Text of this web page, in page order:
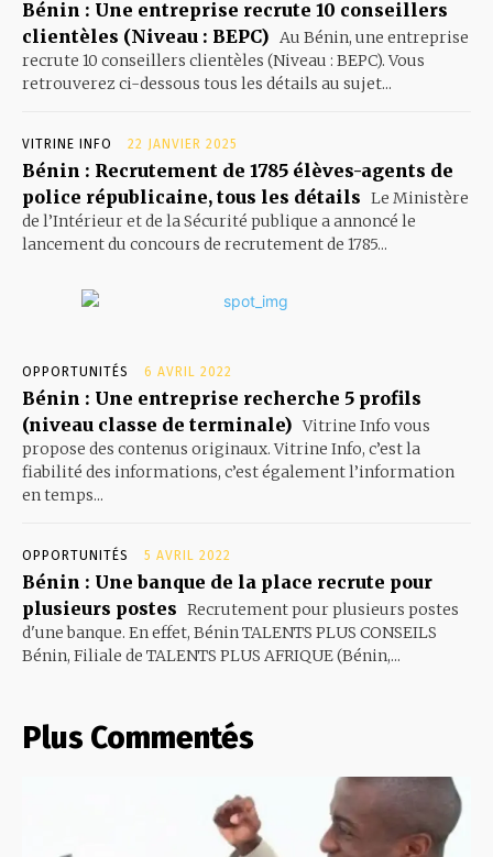
Bénin : Une entreprise recrute 10 conseillers
clientèles (Niveau : BEPC) Au Bénin, une entreprise
recrute 10 conseillers clientèles (Niveau : BEPC). Vous
retrouverez ci-dessous tous les détails au sujet...
VITRINE INFO 22 JANVIER 2025
Bénin : Recrutement de 1785 élèves-agents de
police républicaine, tous les détails Le Ministère
de l’Intérieur et de la Sécurité publique a annoncé le
lancement du concours de recrutement de 1785...
OPPORTUNITÉS 6 AVRIL 2022
Bénin : Une entreprise recherche 5 profils
(niveau classe de terminale) Vitrine Info vous
propose des contenus originaux. Vitrine Info, c’est la
fiabilité des informations, c’est également l’information
en temps...
OPPORTUNITÉS 5 AVRIL 2022
Bénin : Une banque de la place recrute pour
plusieurs postes Recrutement pour plusieurs postes
d'une banque. En effet, Bénin TALENTS PLUS CONSEILS
Bénin, Filiale de TALENTS PLUS AFRIQUE (Bénin,...
Plus Commentés